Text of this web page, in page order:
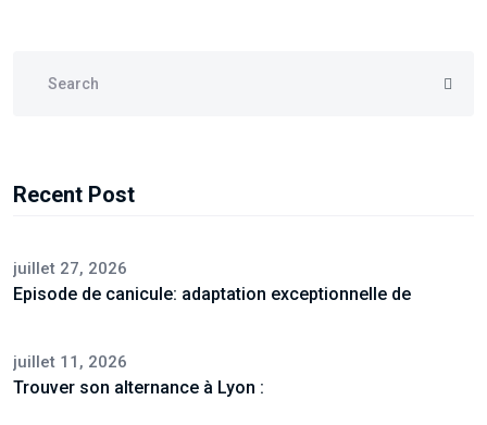
Recent Post
juillet 27, 2026
Episode de canicule: adaptation exceptionnelle de
juillet 11, 2026
Trouver son alternance à Lyon :